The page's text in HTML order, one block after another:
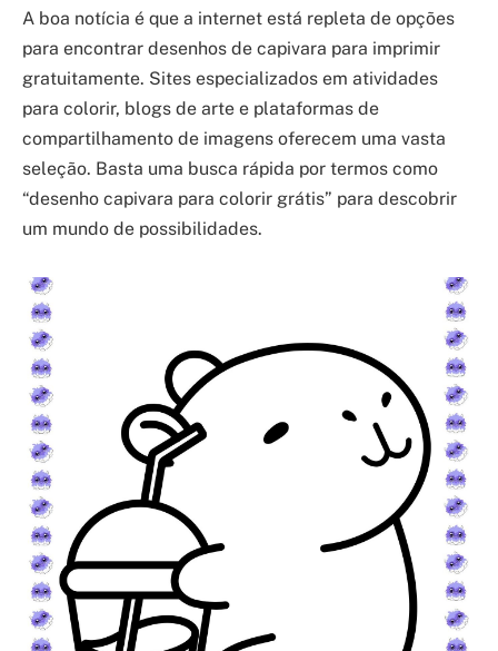
A boa notícia é que a internet está repleta de opções
para encontrar desenhos de capivara para imprimir
gratuitamente. Sites especializados em atividades
para colorir, blogs de arte e plataformas de
compartilhamento de imagens oferecem uma vasta
seleção. Basta uma busca rápida por termos como
“desenho capivara para colorir grátis” para descobrir
um mundo de possibilidades.